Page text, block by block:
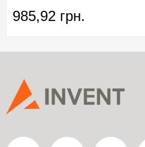
985,92 грн.